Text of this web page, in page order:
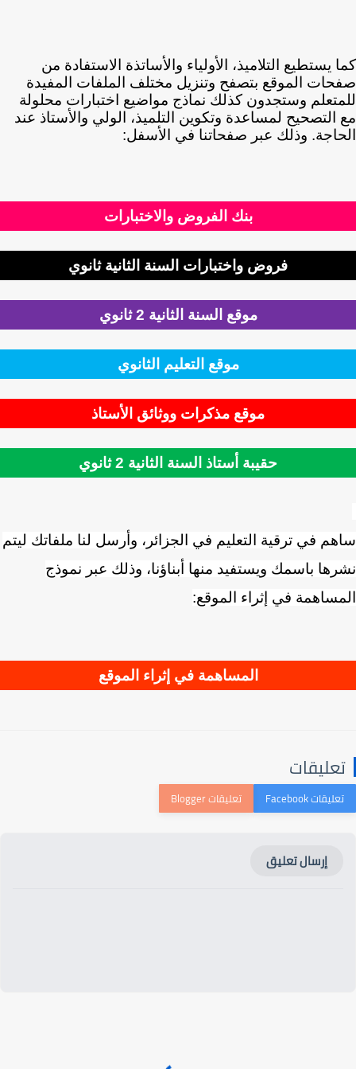
كما يستطيع التلاميذ، الأولياء والأساتذة الاستفادة من
صفحات الموقع بتصفح وتنزيل مختلف الملفات المفيدة
للمتعلم وستجدون كذلك نماذج مواضيع اختبارات محلولة
مع التصحيح لمساعدة وتكوين التلميذ، الولي والأستاذ عند
الحاجة. وذلك عبر صفحاتنا في الأسفل:
بنك الفروض والاختبارات
فروض واختبارات السنة الثانية ثانوي
موقع السنة الثانية 2 ثانوي
موقع التعليم الثانوي
موقع مذكرات ووثائق الأستاذ
حقيبة أستاذ السنة الثانية 2 ثانوي
ساهم في ترقية التعليم في الجزائر، وأرسل لنا ملفاتك ليتم
نشرها باسمك ويستفيد منها أبناؤنا، وذلك عبر نموذج
المساهمة في إثراء الموقع:
المساهمة في إثراء الموقع
تعليقات
إرسال تعليق